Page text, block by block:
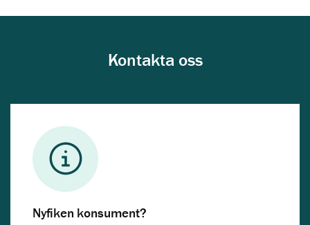
Kontakta oss
Nyfiken konsument?